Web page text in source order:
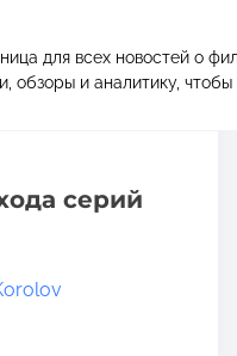
для всех новостей о
обзоры и аналитику,
серий сериала
серий